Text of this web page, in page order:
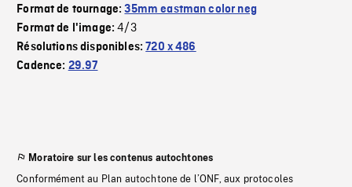
Format de tournage:35mm eastman color neg
Format de l'image:4/3
Résolutions disponibles:720 x 486
Cadence: 29.97
Moratoire sur les contenus autochtones
Conformément au Plan autochtone de l’ONF, aux protocoles